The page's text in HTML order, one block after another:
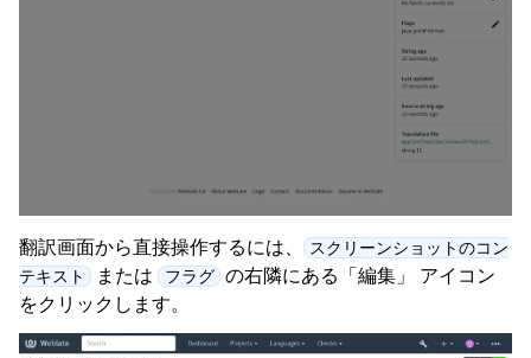
翻訳画面から直接操作するには、
スクリーンショットのコン
テキスト
または フラグ の右隣にある「編集」 アイコン
をクリックします。